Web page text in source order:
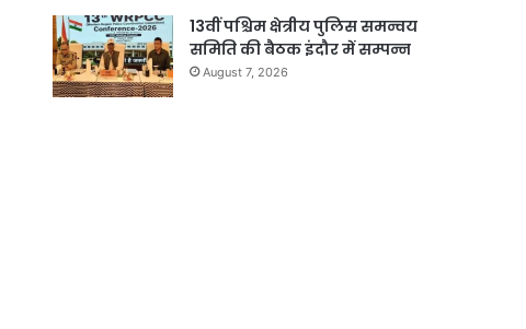
13वीं पश्चिम क्षेत्रीय पुलिस समन्वय
समिति की बैठक इंदौर में सम्पन्न
August 7, 2026